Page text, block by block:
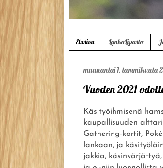
Etusivu LankaLipasto
maanantai 1. tammikuuta
Vuoden 2021
Käsityöihmisenä
kaupallisuuden
Gathering-kortit,
lankaan, ja
jakkia,